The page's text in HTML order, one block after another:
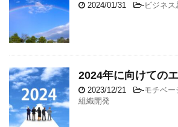
2024/01/31 -ビジネス
2024年に向けての
2023/12/21 -モチベー
組織開発